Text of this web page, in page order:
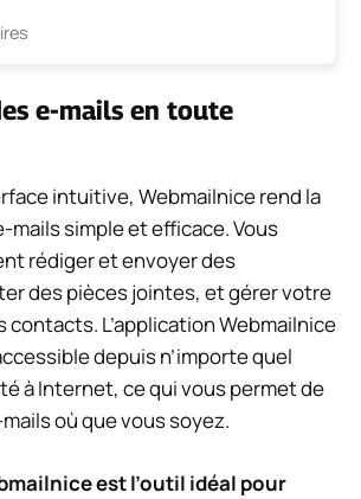
e-mails en toute
intuitive, Webmailnice rend la
mails simple et efficace. Vous
rédiger et envoyer des
des pièces jointes, et gérer votre
contacts. L’application Webmailnice
depuis n’importe quel
à Internet, ce qui vous permet de
où que vous soyez.
est l’outil idéal pour